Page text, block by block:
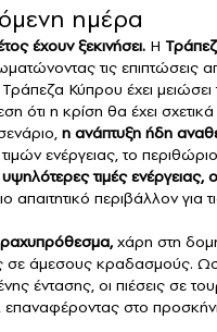
ημέρα
έχουν ξεκινήσει. Η
τις επιπτώσεις
Κύπρου έχει
η κρίση θα έχει σχετικά
η ανάπτυξη ήδη
ενέργειας, το
τιμές ενέργειας,
απαιτητικό περιβάλλον για
χάρη στη
σε άμεσους κραδασμούς.
έντασης, οι πιέσεις σε
στο